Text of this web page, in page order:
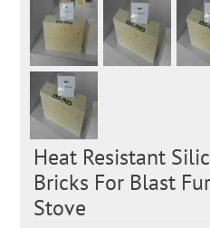
Heat Resistant
Bricks For Blast
Stove